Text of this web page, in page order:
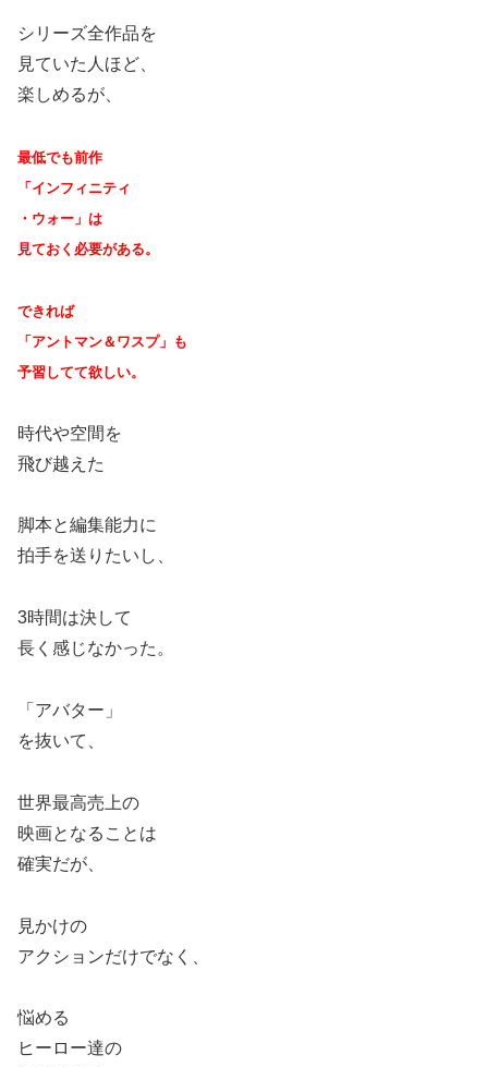
シリーズ全作品を
見ていた人ほど、
楽しめるが、
最低でも前作
「インフィニティ
・ウォー」は
見ておく必要がある。
できれば
「アントマン＆ワスプ」も
予習してて欲しい。
時代や空間を
飛び越えた
脚本と編集能力に
拍手を送りたいし、
3時間は決して
長く感じなかった。
「アバター」
を抜いて、
世界最高売上の
映画となることは
確実だが、
見かけの
アクションだけでなく、
悩める
ヒーロー達の